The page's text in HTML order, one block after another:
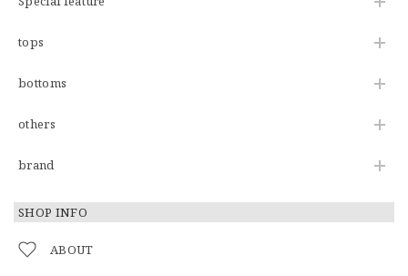
tops
bottoms
others
brand
SHOP INFO
ABOUT